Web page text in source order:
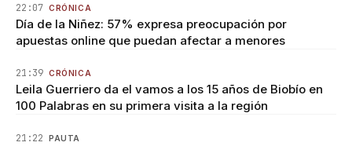
22:07 CRÓNICA
Día de la Niñez: 57% expresa preocupación por
apuestas online que puedan afectar a menores
21:39 CRÓNICA
Leila Guerriero da el vamos a los 15 años de Biobío en
100 Palabras en su primera visita a la región
21:22 PAUTA